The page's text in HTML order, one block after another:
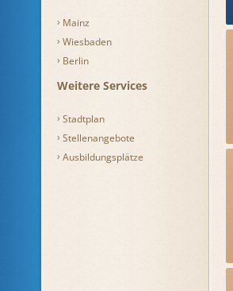
Mainz
Wiesbaden
Berlin
Weitere Services
Stadtplan
Stellenangebote
Ausbildungsplätze